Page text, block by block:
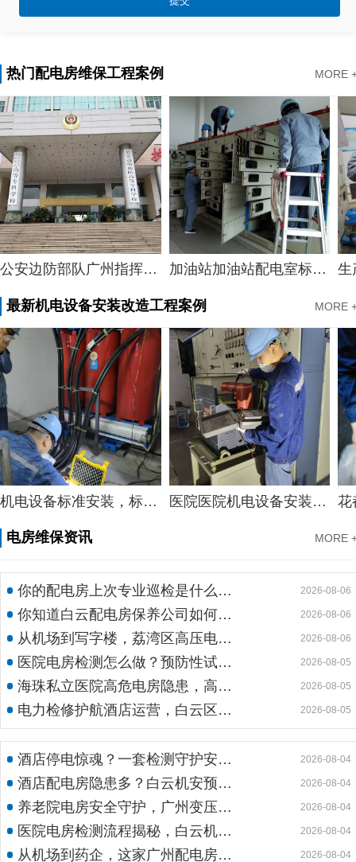
热门配电房维保工程案例 MORE
加油站加油站配电室标准，广州市配电室开关柜维护中心服务加油站配电室案例 生产车间配电所保养保养，广州市越秀生产车间配电所保养服务案例
最新机电设备安装改造工程案例 MORE
医院医院机电设备安装，广州白云区饮料工厂饮料灌装设备安装案例 花都定制机电设备安装工程，花都专用机电设备安装服务公司提供仓储物流中心物流设备安装案例分享
电房维保资讯 MORE
你的配电房上次专业巡检是什么时候？白云配电房巡检公司告诉你定期检测有多重要 2026-08-06
你知道白云配电房保养公司如何用标准化流程守护企业电力安全吗？ 2026-08-06
从机场到写字楼，荔湾区高压电房维保公司如何守护电力生命线 2026-08-06
医院电房检测怎么做？预防性试验守护生命线不停摆 2026-08-05
海珠私立医院高危电房隐患，高压预防性试验守护生命线 2026-08-05
电力检修护航酒店运营，白云区电房托管公司实力护航地标建筑 2026-08-05
酒店停电惊魂？一套检测守护安心运营 2026-08-04
酒店配电房隐患多？白云机安预防性检测全解析 2026-08-04
养老院电房安全守护，广州变压器预防性测验护航疏散通道 2026-08-04
医院电房检测流程揭秘，白云机安筑牢生命防线 2026-08-04
从机场到药企，这家广州配电房维保公司凭什么赢得园区信赖 2026-08-04